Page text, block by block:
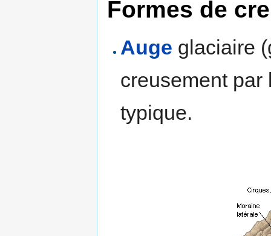
Formes de
Auge glaciaire
creusement
typique.